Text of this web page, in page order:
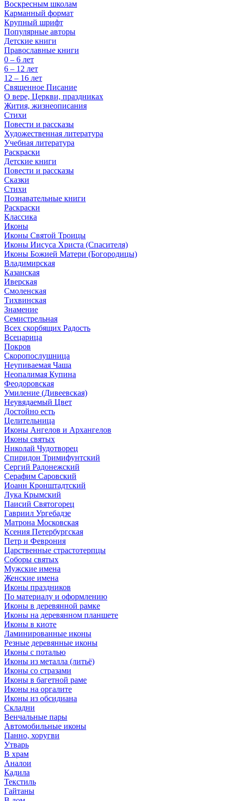
Воскресным школам
Карманный формат
Крупный шрифт
Популярные авторы
Детские книги
Православные книги
0 – 6 лет
6 – 12 лет
12 – 16 лет
Священное Писание
О вере, Церкви, праздниках
Жития, жизнеописания
Стихи
Повести и рассказы
Художественная литература
Учебная литература
Раскраски
Детские книги
Повести и рассказы
Сказки
Стихи
Познавательные книги
Раскраски
Классика
Иконы
Иконы Святой Троицы
Иконы Иисуса Христа (Спасителя)
Иконы Божией Матери (Богородицы)
Владимирская
Казанская
Иверская
Смоленская
Тихвинская
Знамение
Семистрельная
Всех скорбящих Радость
Всецарица
Покров
Скоропослушница
Неупиваемая Чаша
Неопалимая Купина
Феодоровская
Умиление (Дивеевская)
Неувядаемый Цвет
Достойно есть
Целительница
Иконы Ангелов и Архангелов
Иконы святых
Николай Чудотворец
Спиридон Тримифунтский
Сергий Радонежский
Серафим Саровский
Иоанн Кронштадтский
Лука Крымский
Паисий Святогорец
Гавриил Ургебадзе
Матрона Московская
Ксения Петербургская
Петр и Феврония
Царственные страстотерпцы
Соборы святых
Мужские имена
Женские имена
Иконы праздников
По материалу и оформлению
Иконы в деревянной рамке
Иконы на деревянном планшете
Иконы в киоте
Ламинированные иконы
Резные деревянные иконы
Иконы с поталью
Иконы из металла (литьё)
Иконы со стразами
Иконы в багетной раме
Иконы на оргалите
Иконы из обсидиана
Складни
Венчальные пары
Автомобильные иконы
Панно, хоругви
Утварь
В храм
Аналои
Кадила
Текстиль
Гайтаны